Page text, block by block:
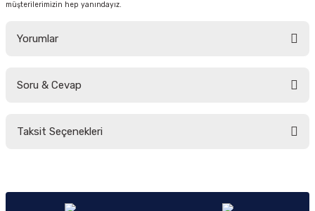
müşterilerimizin hep yanındayız.
Yorumlar
Soru & Cevap
Taksit Seçenekleri